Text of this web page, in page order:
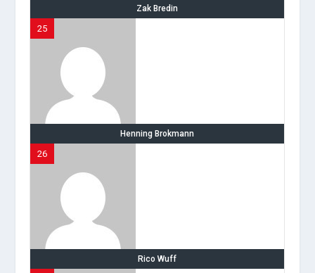
Zak Bredin
25
Henning Brokmann
26
Rico Wuff